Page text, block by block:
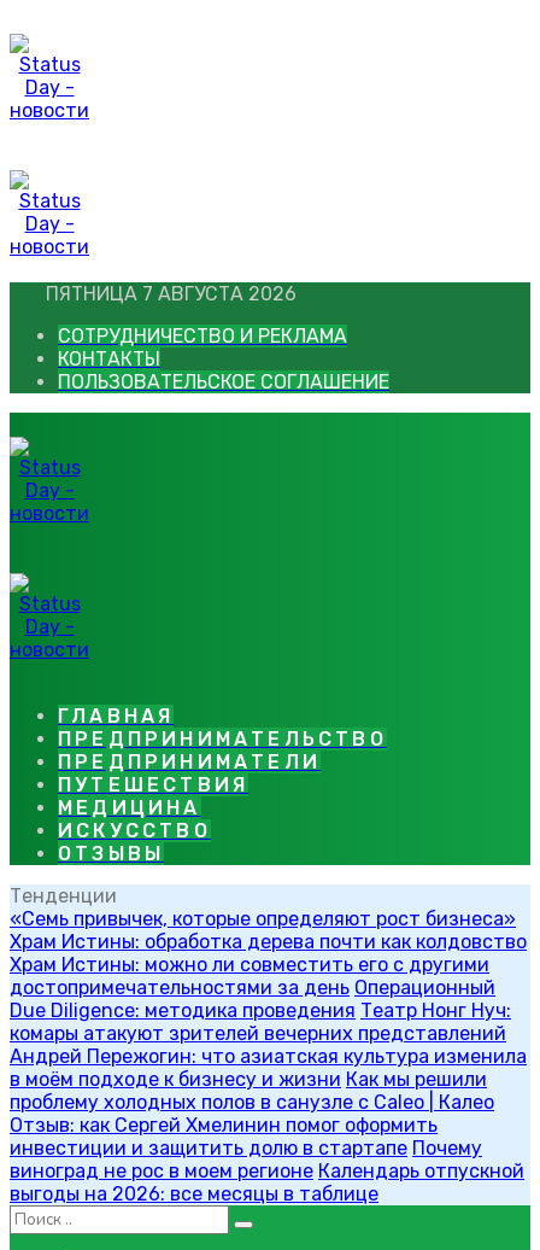
к
контенту
ПЯТНИЦА 7 АВГУСТА 2026
СОТРУДНИЧЕСТВО И РЕКЛАМА
КОНТАКТЫ
ПОЛЬЗОВАТЕЛЬСКОЕ СОГЛАШЕНИЕ
ГЛАВНАЯ
ПРЕДПРИНИМАТЕЛЬСТВО
ПРЕДПРИНИМАТЕЛИ
ПУТЕШЕСТВИЯ
МЕДИЦИНА
ИСКУССТВО
ОТЗЫВЫ
Тенденции
«Семь привычек, которые определяют рост бизнеса»
Храм Истины: обработка дерева почти как колдовство
Храм Истины: можно ли совместить его с другими
достопримечательностями за день Операционный
Due Diligence: методика проведения Театр Нонг Нуч:
комары атакуют зрителей вечерних представлений
Андрей Пережогин: что азиатская культура изменила
в моём подходе к бизнесу и жизни Как мы решили
проблему холодных полов в санузле с Caleo | Калео
Отзыв: как Сергей Хмелинин помог оформить
инвестиции и защитить долю в стартапе Почему
виноград не рос в моем регионе Календарь отпускной
выгоды на 2026: все месяцы в таблице